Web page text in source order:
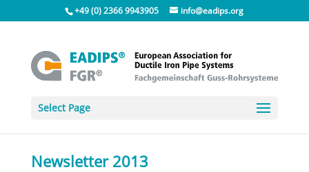
+49 (0) 2366 9943905 info@eadips.org
Select Page
Newsletter 2013